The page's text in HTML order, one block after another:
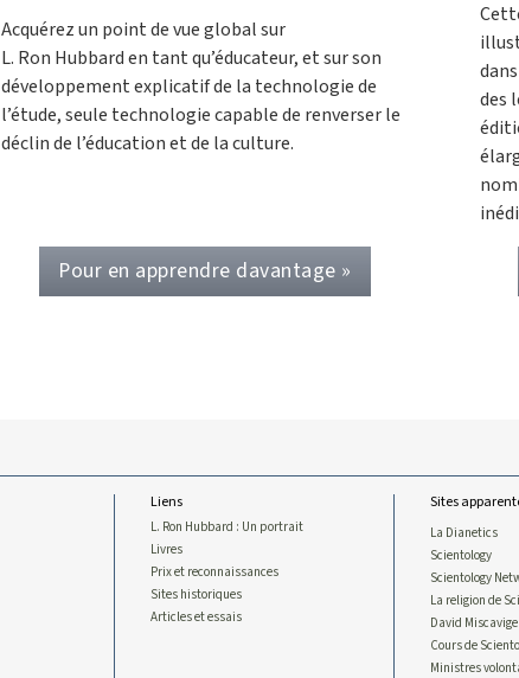
Acquérez un point de vue global sur
L. Ron Hubbard en tant qu’éducateur, et sur son
développement explicatif de la technologie de
l’étude, seule technologie capable de renverser le
déclin de l’éducation et de la culture.
Pour en apprendre davantage »
des
Liens
L. Ron Hubbard : Un portrait
Livres
Prix et reconnaissances
Sites historiques
Articles et essais
Sites
La Dianetics
Scientology
Scientology
La religion de
David Miscavige
Cours de
Ministres